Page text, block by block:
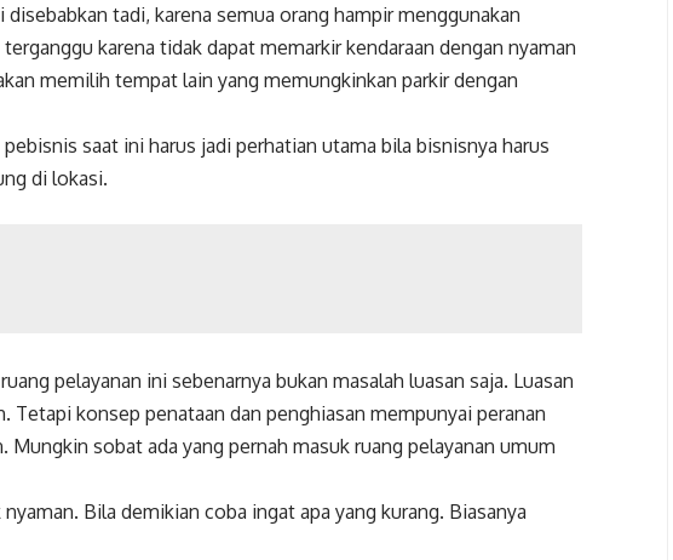
tadi, karena semua orang hampir menggunakan
karena tidak dapat memarkir kendaraan dengan nyaman
memilih tempat lain yang memungkinkan parkir dengan
saat ini harus jadi perhatian utama bila bisnisnya harus
di lokasi.
pelayanan ini sebenarnya bukan masalah luasan saja. Luasan
Tetapi konsep penataan dan penghiasan mempunyai peranan
sobat ada yang pernah masuk ruang pelayanan umum
Bila demikian coba ingat apa yang kurang. Biasanya